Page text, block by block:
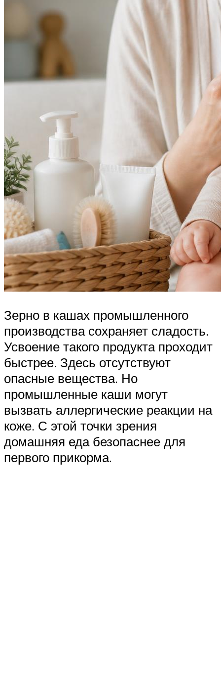
Зерно в кашах промышленного
производства сохраняет сладость.
Усвоение такого продукта проходит
быстрее. Здесь отсутствуют
опасные вещества. Но
промышленные каши могут
вызвать аллергические реакции на
коже. С этой точки зрения
домашняя еда безопаснее для
первого прикорма.